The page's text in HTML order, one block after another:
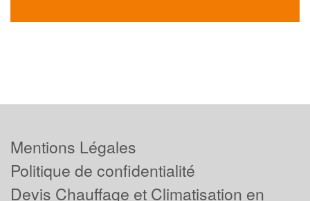
Mentions Légales
Politique de confidentialité
Devis Chauffage et Climatisation en